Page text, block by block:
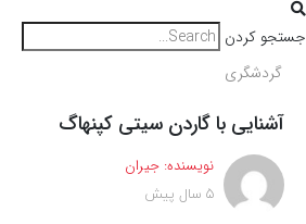
جستجو کردن
گردشگری
آشنایی با گاردن سیتی کپنهاگ
نویسنده: جیران
5 سال پیش